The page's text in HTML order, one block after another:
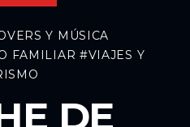
Y MÚSICA
FAMILIAR #VIAJES Y
DE